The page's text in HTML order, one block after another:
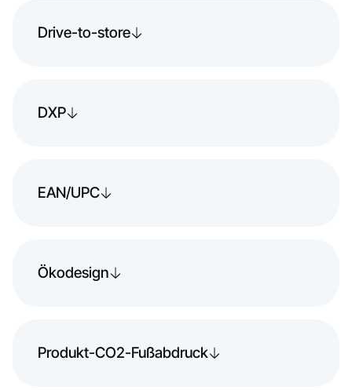
Drive-to-store
DXP
EAN/UPC
Ökodesign
Produkt-CO2-Fußabdruck